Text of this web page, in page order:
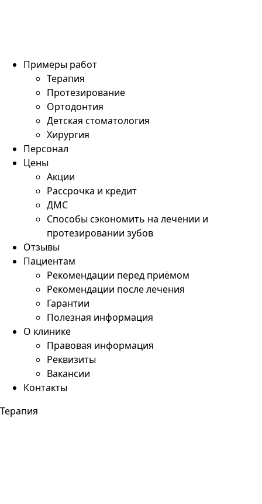
Примеры работ
Терапия
Протезирование
Ортодонтия
Детская стоматология
Хирургия
Персонал
Цены
Акции
Рассрочка и кредит
ДМС
Способы сэкономить на лечении и
протезировании зубов
Отзывы
Пациентам
Рекомендации перед приёмом
Рекомендации после лечения
Гарантии
Полезная информация
О клинике
Правовая информация
Реквизиты
Вакансии
Контакты
Терапия